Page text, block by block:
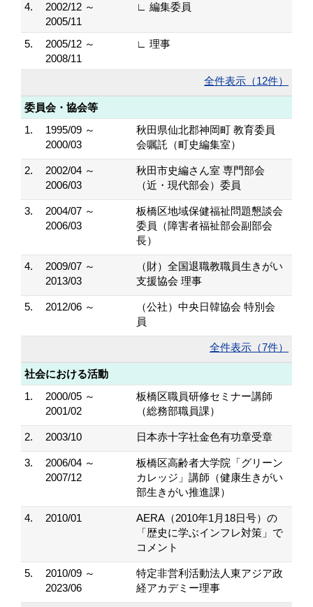
4.
2002/12 ～
2005/11
∟ 編集委員
5.
2005/12 ～
2008/11
∟ 理事
全件表示（12件）
委員会・協会等
1.
1995/09 ～
2000/03
秋田県仙北郡神岡町 教育委員
会嘱託（町史編集室）
2.
2002/04 ～
2006/03
秋田市史編さん室 専門部会
（近・現代部会）委員
3.
2004/07 ～
2006/03
板橋区地域保健福祉問題懇談会
委員（障害者福祉部会副部会
長）
4.
2009/07 ～
2013/03
（財）全国退職教職員生きがい
支援協会 理事
5. 2012/06 ～
（公社）中央日韓協会 特別会
員
全件表示（7件）
社会における活動
1.
2000/05 ～
2001/02
板橋区職員研修セミナー講師
（総務部職員課）
2. 2003/10 日本赤十字社金色有功章受章
3.
2006/04 ～
2007/12
板橋区高齢者大学院「グリーン
カレッジ」講師（健康生きがい
部生きがい推進課）
4. 2010/01
AERA（2010年1月18日号）の
「歴史に学ぶインフレ対策」で
コメント
5.
2010/09 ～
2023/06
特定非営利活動法人東アジア政
経アカデミー理事